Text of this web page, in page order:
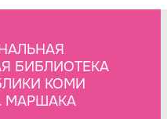
БИБЛИОТЕКА
КОМИ
МАРШАКА